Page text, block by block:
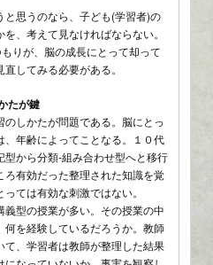
思うのなら、子ども(学習者)の
、考えて見なければならない。
りが、脳の成長にとって却って
してみる必要がある。
たが鍵
しかたが問題である。脳にとっ
年齢によってことなる。１０代
から分類-組み合わせ型へと移行
ろ有効だった整理された知識を覚
ては有効な刺激ではない。
型の授業が多い。その授業の中
を経験しているだろうか。教師
、学習者は教師が整理した結果